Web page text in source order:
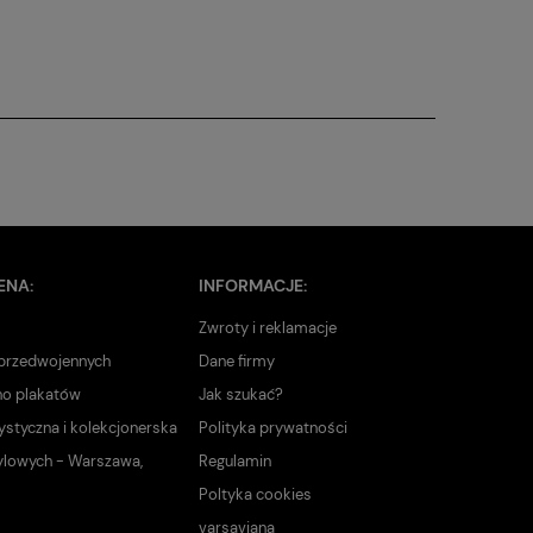
plakatów
i kolekcjonerska
- Warszawa,
INFORMACJE:
Zwroty i reklamacje
Dane firmy
Jak szukać?
Polityka prywatności
Regulamin
Poltyka cookies
varsaviana